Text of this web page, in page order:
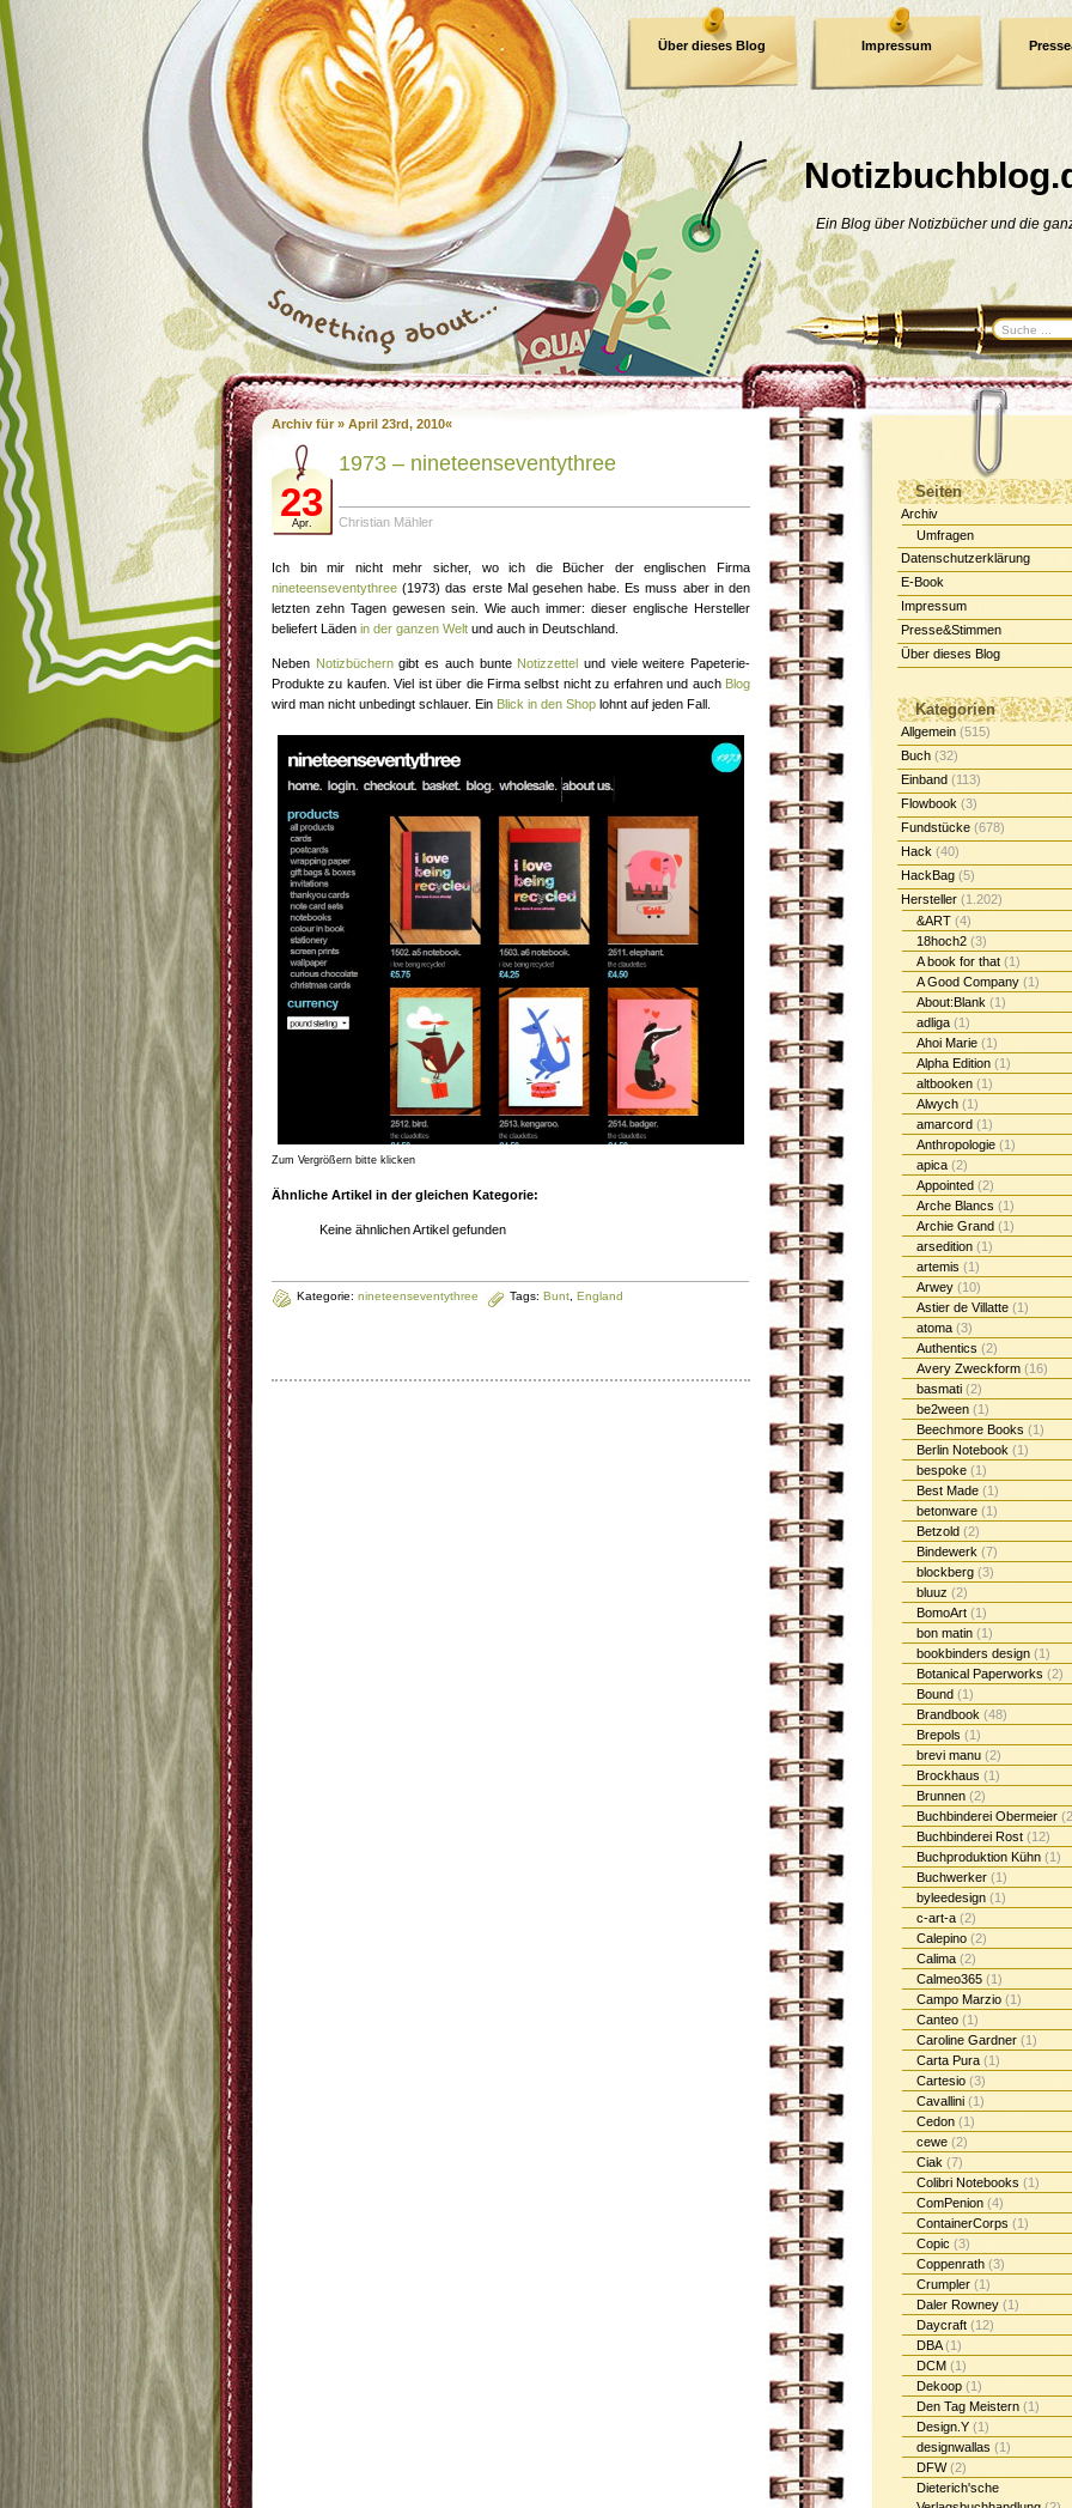
Ein Blog über Notizbücher und die
Über dieses Blog Impressum
Datenschutzerklärung
Archiv für » April 23rd, 2010«
23
Apr.
1973 – nineteenseventythree
Christian Mähler
Ich bin mir nicht mehr sicher, wo ich die Bücher der englischen Firma
nineteenseventythree (1973) das erste Mal gesehen habe. Es muss aber in den
letzten zehn Tagen gewesen sein. Wie auch immer: dieser englische Hersteller
beliefert Läden in der ganzen Welt und auch in Deutschland.
Neben Notizbücherngibt es auch bunte Notizzettel und viele weitere Papeterie-
Produkte zu kaufen. Viel ist über die Firma selbst nicht zu erfahren und auch Blog
wird man nicht unbedingt schlauer. Ein Blick in den Shop lohnt auf jeden Fall.
Zum Vergrößern bitte klicken
Ähnliche Artikel in der gleichen Kategorie:
Keine ähnlichen Artikel gefunden
Kategorie: nineteenseventythree Tags: Bunt England
Seiten
Archiv
Umfragen
Datenschutzerklärung
E-Book
Impressum
Presse&Stimmen
Über dieses Blog
Kategorien
Allgemein (515)
Buch (32)
Einband (113)
Flowbook (3)
Fundstücke (678)
Hack (40)
HackBag (5)
Hersteller (1.202)
&ART (4)
18hoch2 (3)
A book for that (1)
A Good Company (1)
About:Blank (1)
adliga (1)
Ahoi Marie (1)
Alpha Edition (1)
altbooken (1)
Alwych (1)
amarcord (1)
Anthropologie (1)
apica (2)
Appointed (2)
Arche Blancs (1)
Archie Grand (1)
arsedition (1)
artemis (1)
Arwey (10)
Astier de Villatte (1)
atoma (3)
Authentics (2)
Avery Zweckform (16)
basmati (2)
be2ween (1)
Beechmore Books (1)
Berlin Notebook (1)
bespoke (1)
Best Made (1)
betonware (1)
Betzold (2)
Bindewerk (7)
blockberg (3)
bluuz (2)
BomoArt (1)
bon matin (1)
bookbinders design (1)
Botanical Paperworks (2)
Bound (1)
Brandbook (48)
Brepols (1)
brevi manu (2)
Brockhaus (1)
Brunnen (2)
Buchbinderei Obermeier
Buchbinderei Rost (12)
Buchproduktion Kühn (1)
Buchwerker (1)
byleedesign (1)
c-art-a (2)
Calepino (2)
Calima (2)
Calmeo365 (1)
Campo Marzio (1)
Canteo (1)
Caroline Gardner (1)
Carta Pura (1)
Cartesio (3)
Cavallini (1)
Cedon (1)
cewe (2)
Ciak (7)
Colibri Notebooks (1)
ComPenion (4)
ContainerCorps (1)
Copic (3)
Coppenrath (3)
Crumpler (1)
Daler Rowney (1)
Daycraft (12)
DBA(1)
DCM (1)
Dekoop (1)
Den Tag Meistern (1)
Design.Y (1)
designwallas (1)
DFW(2)
Dieterich'sche